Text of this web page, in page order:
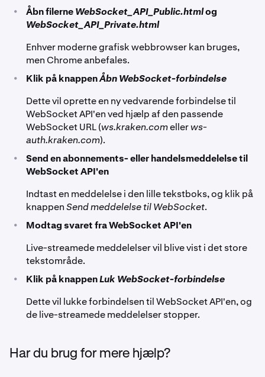
• Åbn filerneWebSocket_API_Public.htmlog
WebSocket_API_Private.html
Enhver moderne grafisk webbrowser kan bruges,
men Chrome anbefales.
• Klik på knappenÅbn WebSocket-forbindelse
Dette vil oprette en ny vedvarende forbindelse til
WebSocket API'en ved hjælp af den passende
WebSocket URL (ws.kraken.comellerws-
auth.kraken.com).
•
Send en abonnements- eller handelsmeddelelse til
WebSocket API'en
Indtast en meddelelse i den lille tekstboks, og klik på
knappenSend meddelelse til WebSocket.
•
Modtag svaret fra WebSocket API'en
Live-streamede meddelelser vil blive vist i det store
tekstområde.
• Klik på knappenLuk WebSocket-forbindelse
Dette vil lukke forbindelsen til WebSocket API'en, og
de live-streamede meddelelser stopper.
Har du brug for mere hjælp?